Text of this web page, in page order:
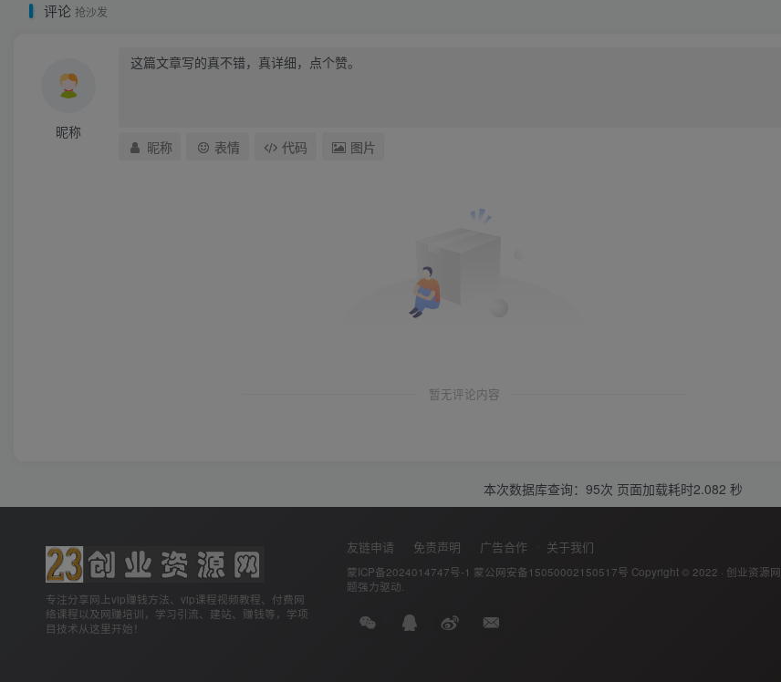
评论 抢沙发
昵称
昵称 表情 代码 图片
暂无评论内容
本次数据库查询：95次 页面加载耗时2.082 秒
专注分享网上vip赚钱方法、vip课程视频教程、付费网
络课程以及网赚培训，学习引流、建站、赚钱等，学项
目技术从这里开始！
友链申请 免责声明 广告合作 关于我们
蒙ICP备2024014747号-1 蒙公网安备15050002150517号 Copyright © 2022 · 创业资源网
题强力驱动.